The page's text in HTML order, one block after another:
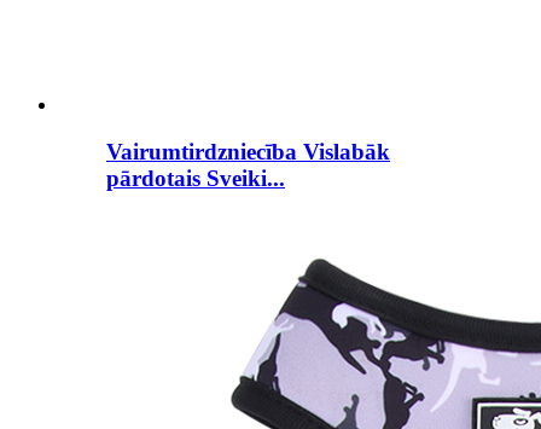
Vairumtirdzniecība Vislabāk
pārdotais Sveiki...